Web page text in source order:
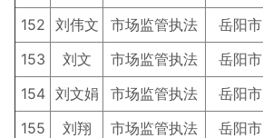
152 刘伟文 市场监管执法 岳阳市
153
刘文 市场监管执法 岳阳市
154 刘文娟 市场监管执法 岳阳市
155
刘翔 市场监管执法 岳阳市